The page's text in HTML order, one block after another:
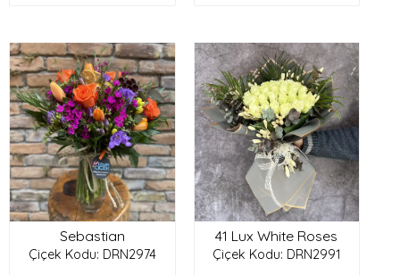
Sebastian
Çiçek Kodu: DRN2974
41 Lux White Roses
Çiçek Kodu: DRN2991